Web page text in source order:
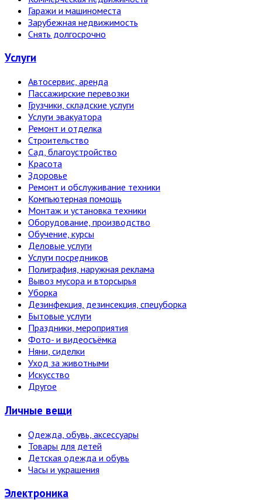
Гаражи и машиноместа
Зарубежная недвижимость
Снять долгосрочно
Услуги
Автосервис, аренда
Пассажирские перевозки
Грузчики, складские услуги
Услуги эвакуатора
Ремонт и отделка
Строительство
Сад, благоустройство
Красота
Здоровье
Ремонт и обслуживание техники
Компьютерная помощь
Монтаж и установка техники
Оборудование, производство
Обучение, курсы
Деловые услуги
Услуги посредников
Полиграфия, наружная реклама
Вывоз мусора и вторсырья
Уборка
Дезинфекция, дезинсекция, спецуборка
Бытовые услуги
Праздники, мероприятия
Фото- и видеосъёмка
Няни, сиделки
Уход за животными
Искусство
Другое
Личные вещи
Одежда, обувь, аксессуары
Товары для детей
Детская одежда и обувь
Часы и украшения
Электро­ника